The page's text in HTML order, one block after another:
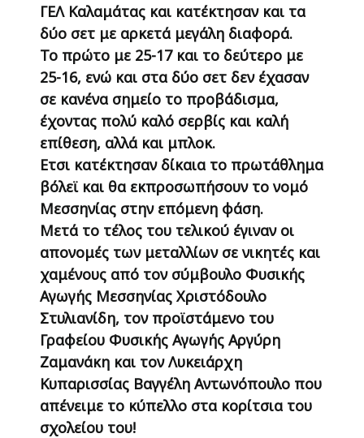
ΓΕΛ Καλαμάτας και κατέκτησαν και τα
δύο σετ με αρκετά μεγάλη διαφορά.
Το πρώτο με 25-17 και το δεύτερο με
25-16, ενώ και στα δύο σετ δεν έχασαν
σε κανένα σημείο το προβάδισμα,
έχοντας πολύ καλό σερβίς και καλή
επίθεση, αλλά και μπλοκ.
Ετσι κατέκτησαν δίκαια το πρωτάθλημα
βόλεϊ και θα εκπροσωπήσουν το νομό
Μεσσηνίας στην επόμενη φάση.
Μετά το τέλος του τελικού έγιναν οι
απονομές των μεταλλίων σε νικητές και
χαμένους από τον σύμβουλο Φυσικής
Αγωγής Μεσσηνίας Χριστόδουλο
Στυλιανίδη, τον προϊστάμενο του
Γραφείου Φυσικής Αγωγής Αργύρη
Ζαμανάκη και τον Λυκειάρχη
Κυπαρισσίας Βαγγέλη Αντωνόπουλο που
απένειμε το κύπελλο στα κορίτσια του
σχολείου του!